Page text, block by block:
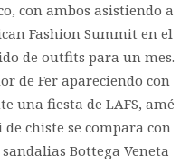
con ambos asistiendo a
Fashion Summit en el
de outfits para un mes.
de Fer apareciendo con
una fiesta de LAFS, amé
chiste se compara con
Bottega Veneta